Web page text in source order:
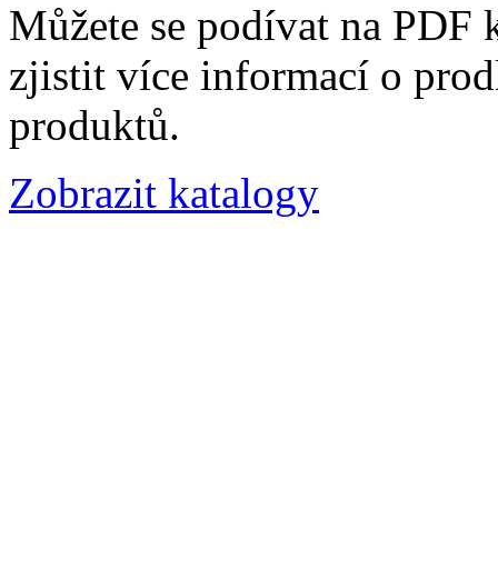
Můžete se podívat na
zjistit více informací o
produktů.
Zobrazit katalogy